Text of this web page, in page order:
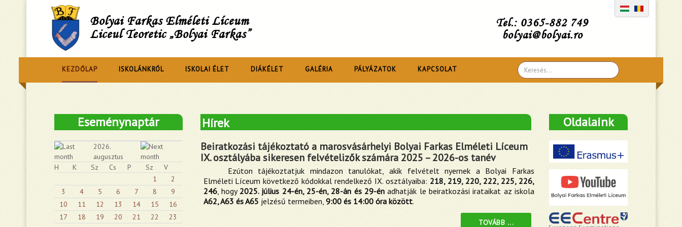
Bolyai Farkas Elméleti Líceum
Liceul Teoretic „Bolyai Farkas”
Tel.: 0365-882 749
bolyai@bolyai.ro
Search
...
KEZDŐLAP ISKOLÁNKRÓL ISKOLAI ÉLET DIÁKÉLET GALÉRIA PÁLYÁZATOK KAPCSOLAT
Hírek
Beiratkozási tájékoztató a marosvásárhelyi Bolyai Farkas Elméleti Líceum
IX. osztályába sikeresen felvételizők számára 2025 – 2026-os tanév
Ezúton tájékoztatjuk mindazon tanulókat, akik felvételt nyernek a Bolyai Farkas
Elméleti Líceum következő kódokkal rendelkező IX. osztályaiba: 218, 219, 220, 222, 225, 226,
246, hogy 2025. július 24-én, 25-én, 28-án és 29-én adhatják le beiratkozási irataikat az iskola
A62, A63 és A65 jelzésű termeiben, 9:00 és 14:00 óra között.
TOVÁBB ...
Eseménynaptár
2026.
augusztus
H
K Sz Cs P Sz
V
1
2
3
4 5 6 7 8
9
10
11 12 13 14 15
16
17
18 19 20 21 22
23
Oldalaink